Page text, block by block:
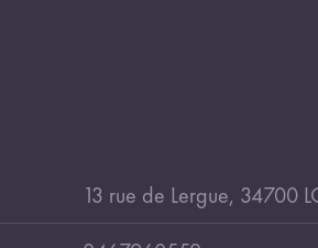
13 rue de Lergue, 34700